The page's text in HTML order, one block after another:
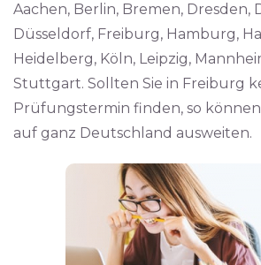
Aachen, Berlin, Bremen, Dresden,
Düsseldorf, Freiburg, Hamburg,
Heidelberg, Köln, Leipzig,
Stuttgart. Sollten Sie in Freiburg
Prüfungstermin finden, so
auf ganz Deutschland ausweiten.